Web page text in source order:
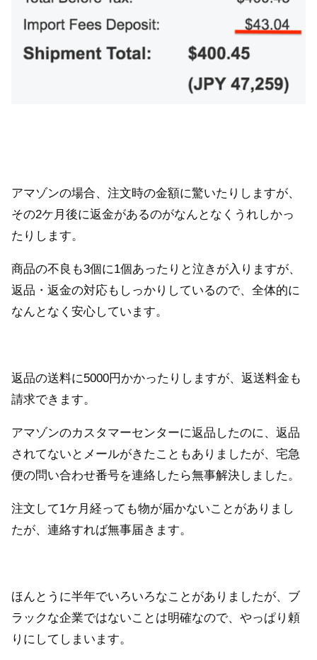
アマゾンの場合、注文時の金額に驚いたりしますが、
その2ケ月後に返金があるのがなんとなくうれしかっ
たりします。
商品の不良も3個に1個あったりと泣きが入りますが、
返品・返金の対応もしっかりしているので、全体的に
なんとなく安心しています。
返品の送料に5000円かかったりしますが、返送料金も
請求できます。
アマゾンのカスタマーセンターに返品したのに、返品
されてないとメールがきたこともありましたが、宅急
便の問い合わせ番号を連絡したら無事解決しました。
注文して1ケ月経っても物が届かないことがありまし
たが、連絡すれば無事届きます。
ほんとうに半年でいろいろなことがありましたが、ブ
ラックな企業ではないことは明確なので、やっぱり頼
りにしてしまいます。